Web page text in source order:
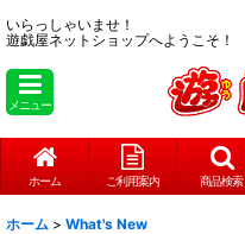
いらっしゃいませ！
遊戯屋ネットショップへようこそ！
メニュー
ホーム ご利用案内 商品検索
ホーム > What's New